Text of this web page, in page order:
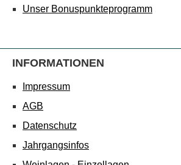
Unser Bonuspunkteprogramm
INFORMATIONEN
Impressum
AGB
Datenschutz
Jahrgangsinfos